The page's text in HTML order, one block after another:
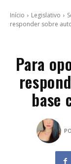
Início Legislativo
responder sobre
Para
base